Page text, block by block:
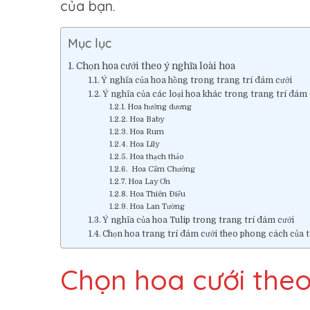
của bạn.
Mục lục
Chọn hoa cưới theo ý nghĩa loài hoa
Ý nghĩa của hoa hồng trong trang trí đám cưới
Ý nghĩa của các loại hoa khác trong trang trí đám
Hoa hướng dương
Hoa Baby
Hoa Rum
Hoa Lily
Hoa thạch thảo
Hoa Cẩm Chướng
Hoa Lay Ơn
Hoa Thiên Điểu
Hoa Lan Tường
Ý nghĩa của hoa Tulip trong trang trí đám cưới
Chọn hoa trang trí đám cưới theo phong cách của
Chọn hoa cưới